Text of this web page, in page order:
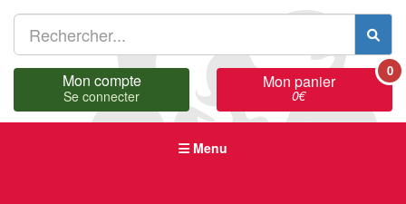
Mon compte
Se connecter
Mon panier
0€
0
Menu